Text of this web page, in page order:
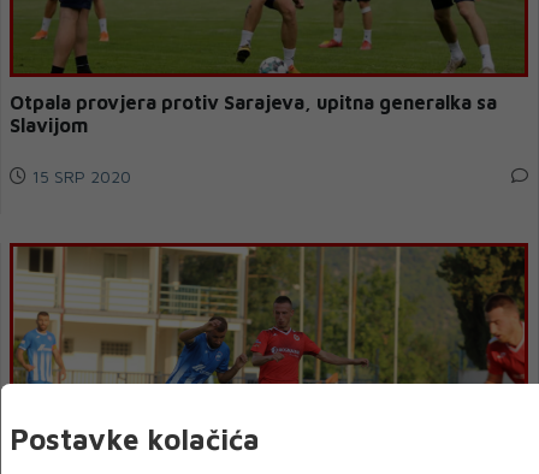
Otpala provjera protiv Sarajeva, upitna generalka sa
Slavijom
15 SRP 2020
Postavke kolačića